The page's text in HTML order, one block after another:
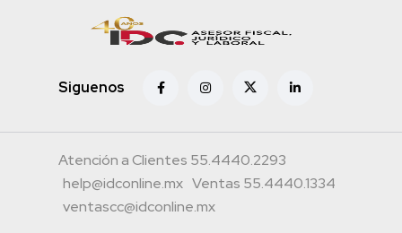
Siguenos
Atención a Clientes 55.4440.2293
help@idconline.mx Ventas 55.4440.1334
ventascc@idconline.mx